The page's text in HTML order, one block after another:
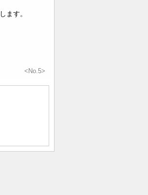
ます。
<No.5>